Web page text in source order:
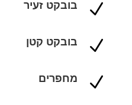
N בובקט זעיר
N בובקט קטן
N מחפרים